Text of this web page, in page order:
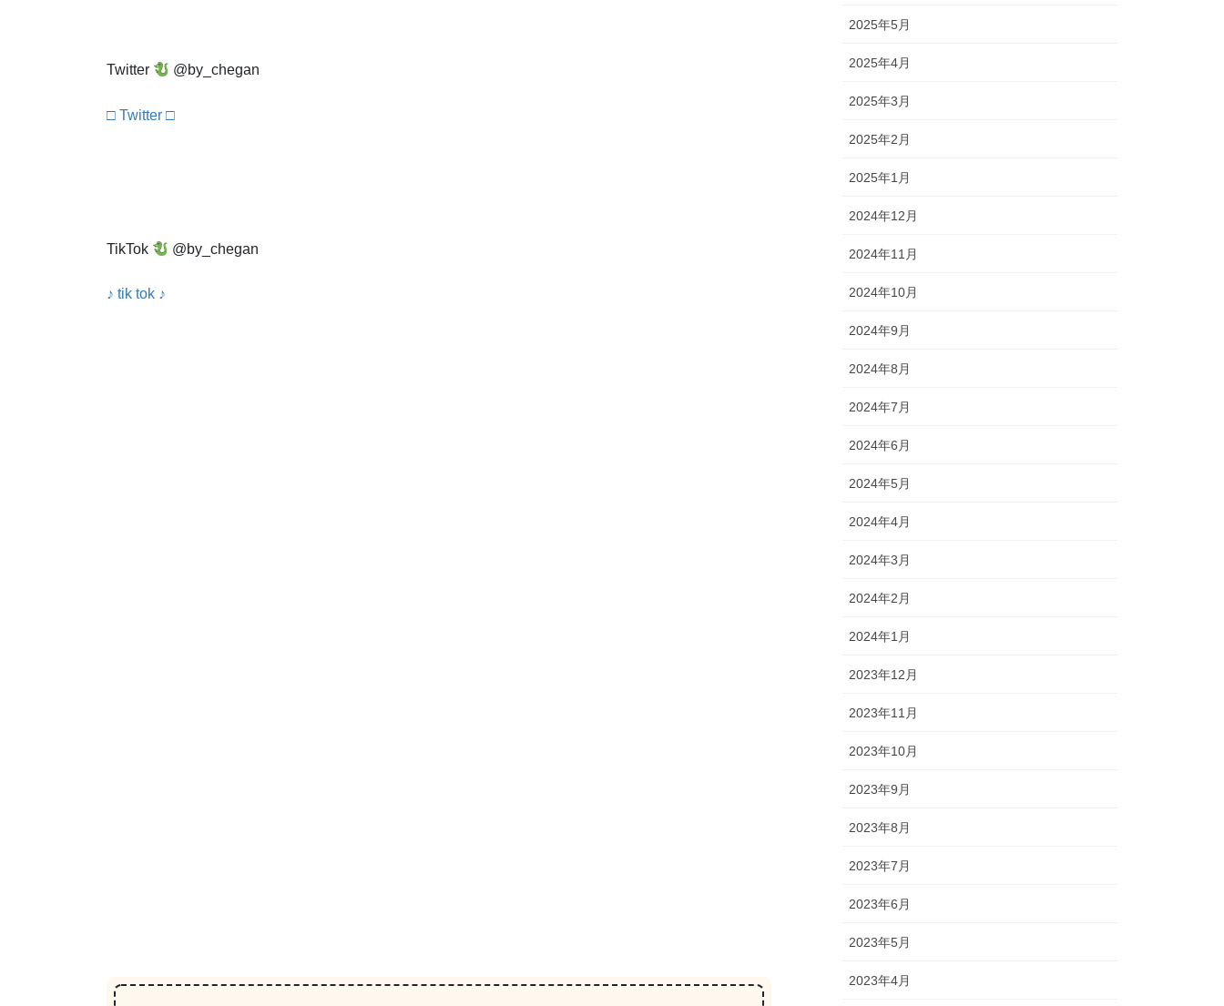
Twitter @by_chegan
□ Twitter □
TikTok @by_chegan
♪ tik tok ♪
2025年5月
2025年4月
2025年3月
2025年2月
2025年1月
2024年12月
2024年11月
2024年10月
2024年9月
2024年8月
2024年7月
2024年6月
2024年5月
2024年4月
2024年3月
2024年2月
2024年1月
2023年12月
2023年11月
2023年10月
2023年9月
2023年8月
2023年7月
2023年6月
2023年5月
2023年4月